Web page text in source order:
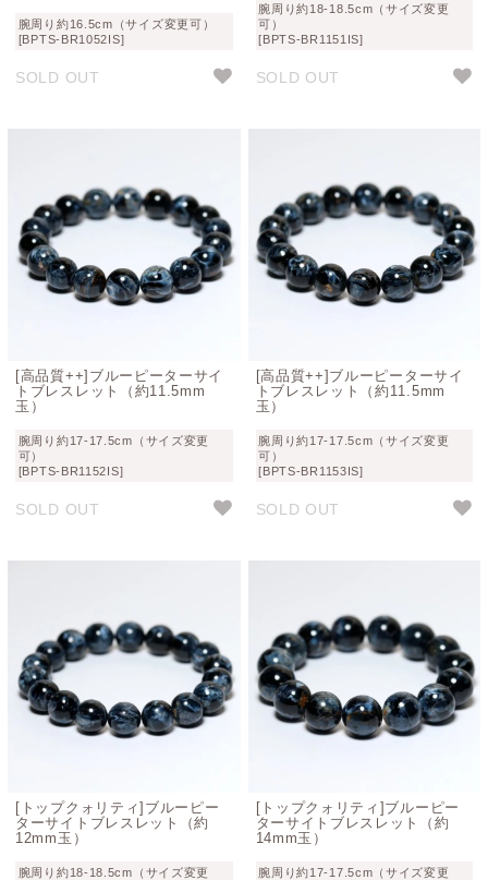
腕周り約16.5cm（サイズ変更可）
[BPTS-BR1052IS]
SOLD OUT
腕周り約18-18.5cm（サイズ変更
可）
[BPTS-BR1151IS]
SOLD OUT
[高品質++]ブルーピーターサイ
トブレスレット（約11.5mm
玉）
腕周り約17-17.5cm（サイズ変更
可）
[BPTS-BR1152IS]
SOLD OUT
[高品質++]ブルーピーターサイ
トブレスレット（約11.5mm
玉）
腕周り約17-17.5cm（サイズ変更
可）
[BPTS-BR1153IS]
SOLD OUT
[トップクォリティ]ブルーピー
ターサイトブレスレット（約
12mm玉）
腕周り約18-18.5cm（サイズ変更
[トップクォリティ]ブルーピー
ターサイトブレスレット（約
14mm玉）
腕周り約17-17.5cm（サイズ変更